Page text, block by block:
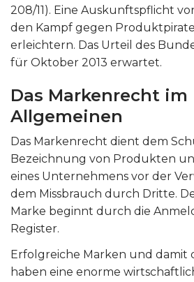
208/11). Eine Auskunftspflicht
den Kampf gegen
erleichtern. Das Urteil des
für Oktober 2013 erwartet.
Das Markenrecht im
Allgemeinen
Das Markenrecht dient dem
Bezeichnung von Produkten
eines Unternehmens vor der
dem Missbrauch durch Dritte.
Marke beginnt durch die
Register.
Erfolgreiche Marken und damit
haben eine enorme